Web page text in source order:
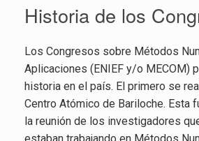
Historia de los
Los Congresos sobre Métodos
Aplicaciones (ENIEF y/o MECOM)
historia en el país. El primero se
Centro Atómico de Bariloche. Esta
la reunión de los investigadores